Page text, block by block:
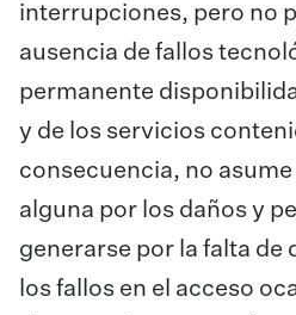
interrupciones, pero no
ausencia de fallos
permanente
y de los servicios
consecuencia, no
alguna por los daños y
generarse por la falta de
los fallos en el acceso